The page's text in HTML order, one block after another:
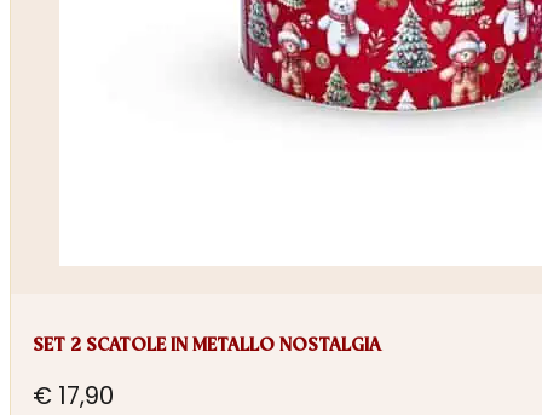
SET 2 SCATOLE IN METALLO NOSTALGIA
€ 17,90